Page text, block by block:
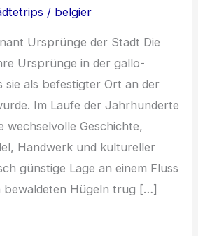
/ belgier
Ursprünge der Stadt Die
Ursprünge in der gallo-
sie als befestigter Ort an der
Im Laufe der Jahrhunderte
wechselvolle Geschichte,
Handwerk und kultureller
günstige Lage an einem Fluss
bewaldeten Hügeln trug […]